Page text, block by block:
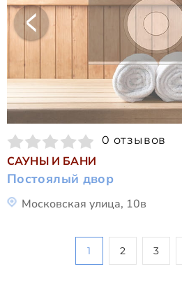
0 отзывов
САУНЫ И БАНИ
Постоялый двор
Московская улица, 10в
1 2 3